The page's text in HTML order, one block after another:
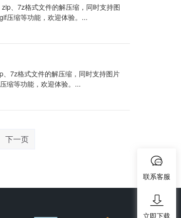
、7z格式文件的解压缩，同时支持图
压缩等功能，欢迎体验。...
7z格式文件的解压缩，同时支持图片
缩等功能，欢迎体验。...
下一页
联系客服
立即下载